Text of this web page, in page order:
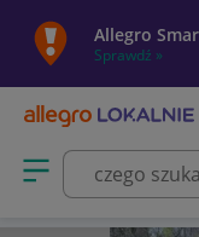
Allegro
Sprawdź »
Otwórz menu z